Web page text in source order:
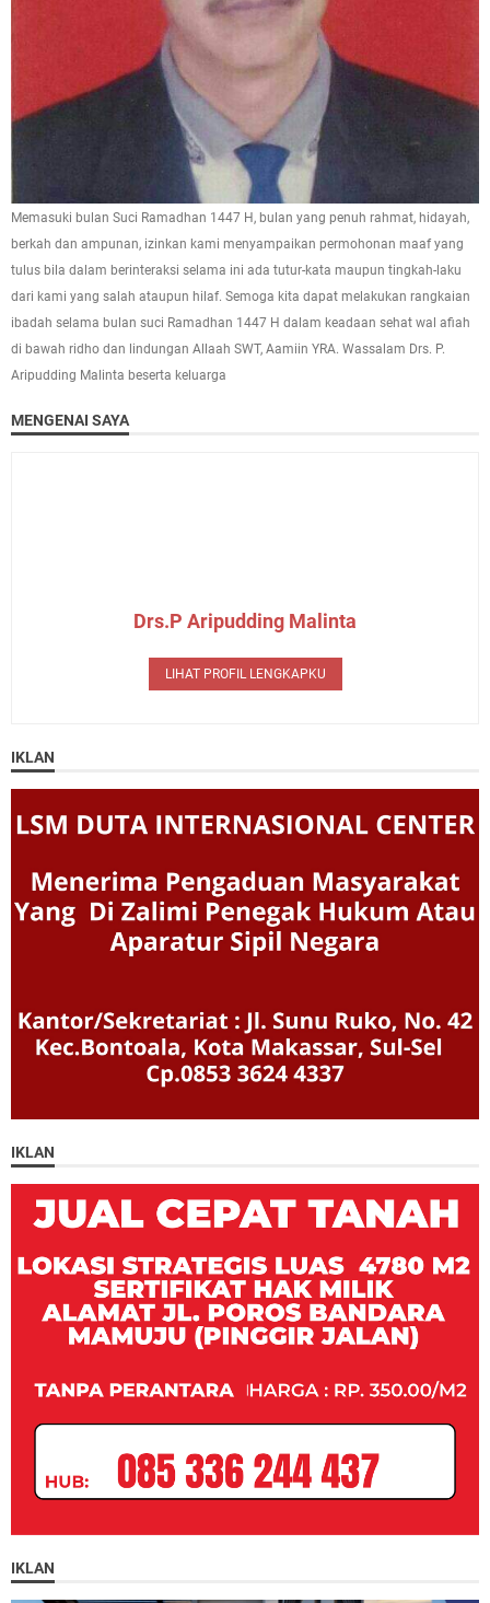
Memasuki bulan Suci Ramadhan 1447 H, bulan yang penuh rahmat, hidayah,
berkah dan ampunan, izinkan kami menyampaikan permohonan maaf yang
tulus bila dalam berinteraksi selama ini ada tutur-kata maupun tingkah-laku
dari kami yang salah ataupun hilaf. Semoga kita dapat melakukan rangkaian
ibadah selama bulan suci Ramadhan 1447 H dalam keadaan sehat wal afiah
di bawah ridho dan lindungan Allaah SWT, Aamiin YRA. Wassalam Drs. P.
Aripudding Malinta beserta keluarga
MENGENAI SAYA
Drs.P Aripudding Malinta
LIHAT PROFIL LENGKAPKU
IKLAN
IKLAN
IKLAN